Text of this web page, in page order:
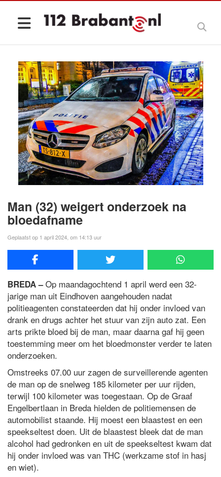
Man (32) weigert onderzoek na
bloedafname
Geplaatst op 1 april 2024, om 14:13 uur
BREDA –Op maandagochtend 1 april werd een 32-
jarige man uit Eindhoven aangehouden nadat
politieagenten constateerden dat hij onder invloed van
drank en drugs achter het stuur van zijn auto zat. Een
arts prikte bloed bij de man, maar daarna gaf hij geen
toestemming meer om het bloedmonster verder te laten
onderzoeken.
Omstreeks 07.00 uur zagen de surveillerende agenten
de man op de snelweg 185 kilometer per uur rijden,
terwijl 100 kilometer was toegestaan. Op de Graaf
Engelbertlaan in Breda hielden de politiemensen de
automobilist staande. Hij moest een blaastest en een
speekseltest doen. Uit de blaastest bleek dat de man
alcohol had gedronken en uit de speekseltest kwam dat
hij onder invloed was van THC (werkzame stof in hasj
en wiet).